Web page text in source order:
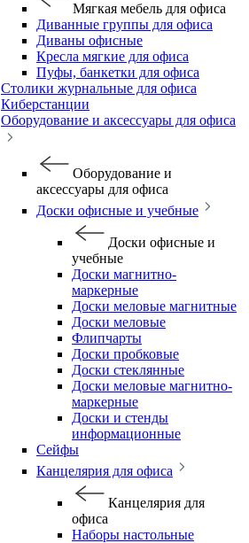
Мягкая мебель для офиса
Диванные группы для офиса
Диваны офисные
Кресла мягкие для офиса
Пуфы, банкетки для офиса
Столики журнальные для офиса
Киберстанции
Оборудование и аксессуары для офиса
Оборудование и
аксессуары для офиса
Доски офисные и учебные
Доски офисные и
учебные
Доски магнитно-
маркерные
Доски меловые магнитные
Доски меловые
Флипчарты
Доски пробковые
Доски стеклянные
Доски меловые магнитно-
маркерные
Доски и стенды
информационные
Сейфы
Канцелярия для офиса
Канцелярия для
офиса
Наборы настольные